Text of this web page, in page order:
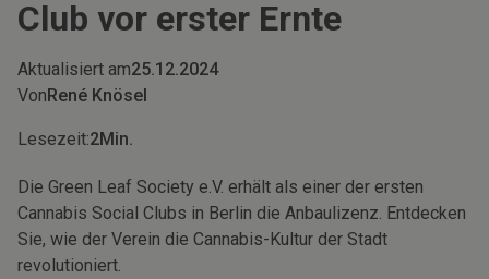
Club vor erster Ernte
Aktualisiert am25.12.2024
VonRené Knösel
Lesezeit:2Min.
Die Green Leaf Society e.V. erhält als einer der ersten
Cannabis Social Clubs in Berlin die Anbaulizenz. Entdecken
Sie, wie der Verein die Cannabis-Kultur der Stadt
revolutioniert.